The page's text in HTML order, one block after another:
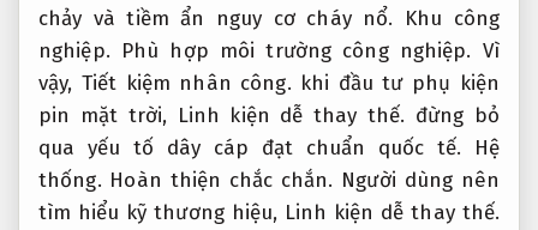
chảy và tiềm ẩn nguy cơ cháy nổ.
Khu công
nghiệp. Phù hợp môi trường công nghiệp. Vì
vậy, Tiết kiệm nhân công. khi đầu tư phụ kiện
pin mặt trời, Linh kiện dễ thay thế. đừng bỏ
qua yếu tố dây cáp đạt chuẩn quốc tế.
Hệ
thống. Hoàn thiện chắc chắn. Người dùng nên
tìm hiểu kỹ thương hiệu, Linh kiện dễ thay thế.